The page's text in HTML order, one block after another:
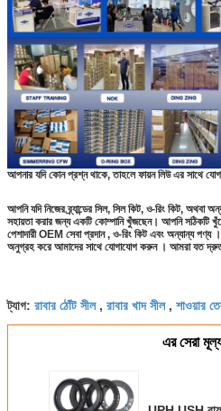
আপনার যদি কোন প্রশ্ন থাকে, তাহলে ফায়ন লিউ এর সাথে
আপনি যদি নিজের ব্র্যান্ডের সিল, সিল কিট, ও-রিং কিট,
সহায়তা করার জন্য একটি কোম্পানি খুঁজছেন। আপনি সঠিকটি
পেশাদারী OEM সেবা প্রদান , ও-রিং কিট এবং অন্যান্য পণ্য ।
অনুগ্রহ করে আমাদের সাথে যোগাযোগ করুন । আমরা যত
ট্যাগ: রাবার ঠোঁট সীল, রাবার খাদ সীল, শাওয়ার
এর সেরা